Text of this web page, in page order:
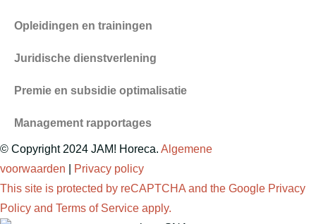
Opleidingen en trainingen
Juridische dienstverlening
Premie en subsidie optimalisatie
Management rapportages
© Copyright 2024 JAM! Horeca. Algemene
voorwaarden
Privacy policy
This site is protected by reCAPTCHA and the Google Privacy
Policy and Terms of Service apply.